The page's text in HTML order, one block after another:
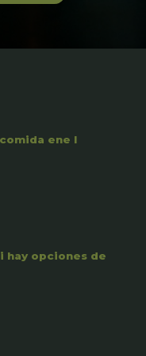
ene l
hay opciones de